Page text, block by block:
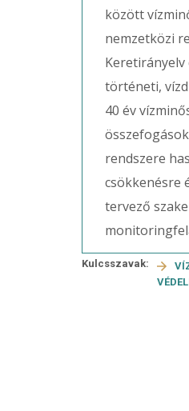
között
nemzetközi
történeti,
40 év
rendszere
csökkenésre
tervező
Kulcsszavak: